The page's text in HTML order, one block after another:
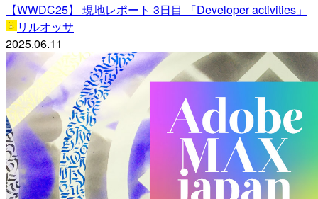
【WWDC25】 現地レポート 3日目 「Developer activities」
リルオッサ
2025.06.11